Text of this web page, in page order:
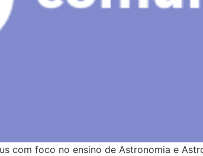
com foco no ensino de Astronomia e